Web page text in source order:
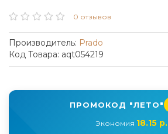
0 отзывов
Производитель: Prado
Код Товара: aqt054219
ПРОМОКОД "ЛЕТО"
Экономия 18.15 р.